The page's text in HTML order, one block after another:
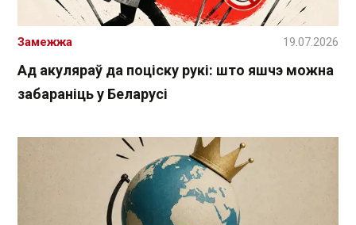
Ад акуляраў да поціску рукі: што яшчэ можна
забараніць у Беларусі
Замежжа 19.07.2026